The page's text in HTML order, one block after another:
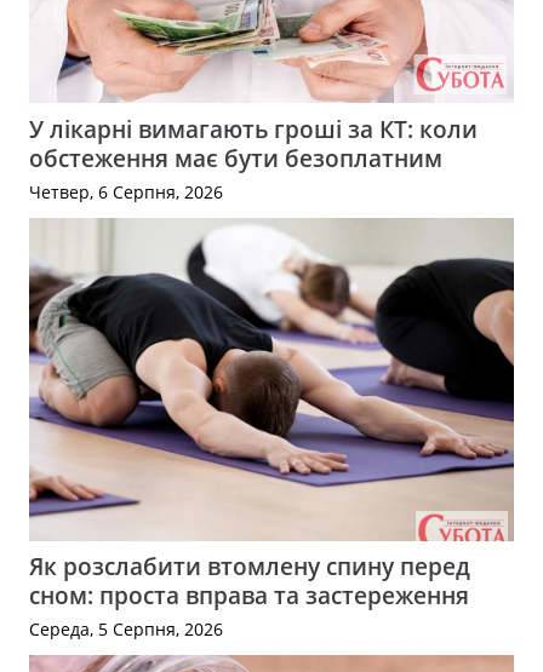
У лікарні вимагають гроші за КТ: коли
обстеження має бути безоплатним
Четвер, 6 Серпня, 2026
Як розслабити втомлену спину перед
сном: проста вправа та застереження
Середа, 5 Серпня, 2026